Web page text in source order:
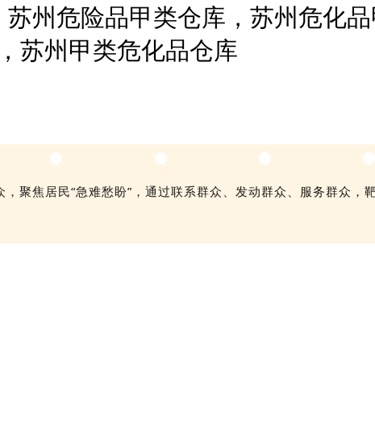
州危险品甲类仓库，苏州危化
苏州甲类危化品仓库
聚焦居民“急难愁盼”，通过联系群众、发动群众、服务群众，